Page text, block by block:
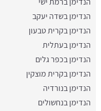
הנדימן בשדה יעקב
הנדימן בקרית טבעון
הנדימן בעתלית
הנדימן בכפר גלים
הנדימן בקרית מוצקין
הנדימן בנורדיה
הנדימן בנחשולים